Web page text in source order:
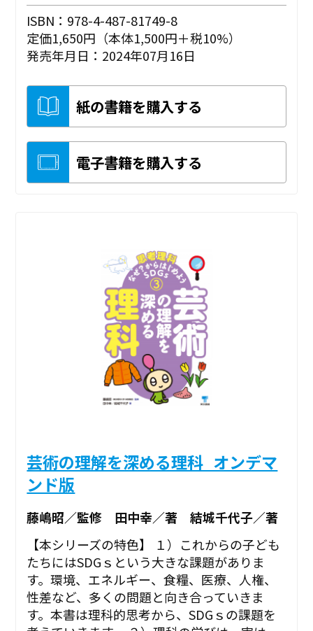
ISBN：978-4-487-81749-8
定価1,650円（本体1,500円＋税10%）
発売年月日：2024年07月16日
紙の書籍を購入する
電子書籍を購入する
芸術の理解を深める理科_オンデマ
ンド版
藤嶋昭／監修 田中幸／著 結城千代子／著
【本シリーズの特色】 １）これからの子ども
たちにはSDGｓという大きな課題がありま
す。環境、エネルギー、食糧、医療、人権、
性差など、多くの問題と向き合っていきま
す。本書は理科的思考から、SDGｓの課題を